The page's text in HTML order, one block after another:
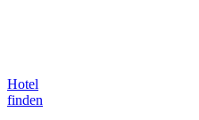
Hotel
finden